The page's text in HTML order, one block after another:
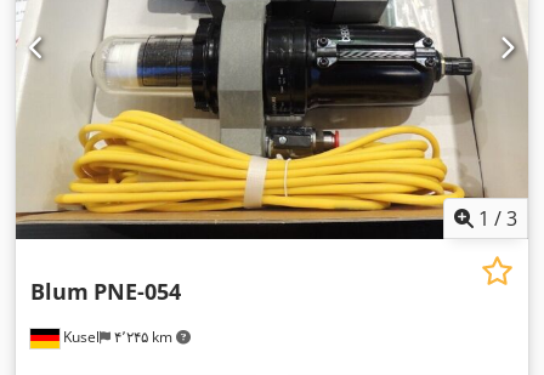
1 /3
Kusel ۴٬۲۴۵ km
Blum PNE-054